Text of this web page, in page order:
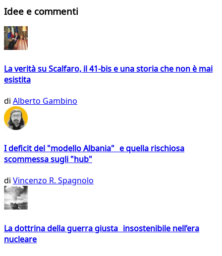
Idee e commenti
La verità su Scalfaro, il 41-bis e una storia che non è mai
esistita
di Alberto Gambino
I deficit del "modello Albania" e quella rischiosa
scommessa sugli "hub"
di Vincenzo R. Spagnolo
La dottrina della guerra giusta insostenibile nell’era
nucleare